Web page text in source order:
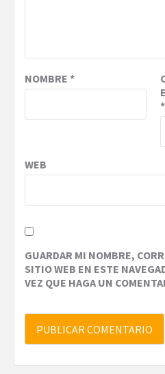
NOMBRE *
*
WEB
GUARDAR MI NOMBRE,
SITIO WEB EN ESTE
VEZ QUE HAGA UN